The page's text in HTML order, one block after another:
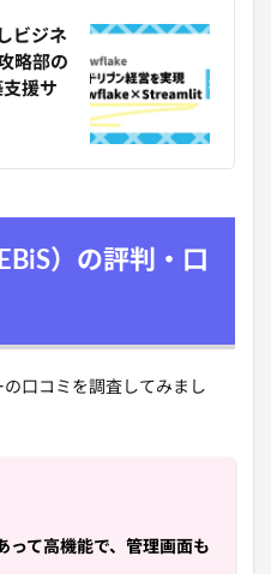
ビジネ
略部の
援サ
）の評判・口
口コミを調査してみまし
って高機能で、管理画面も